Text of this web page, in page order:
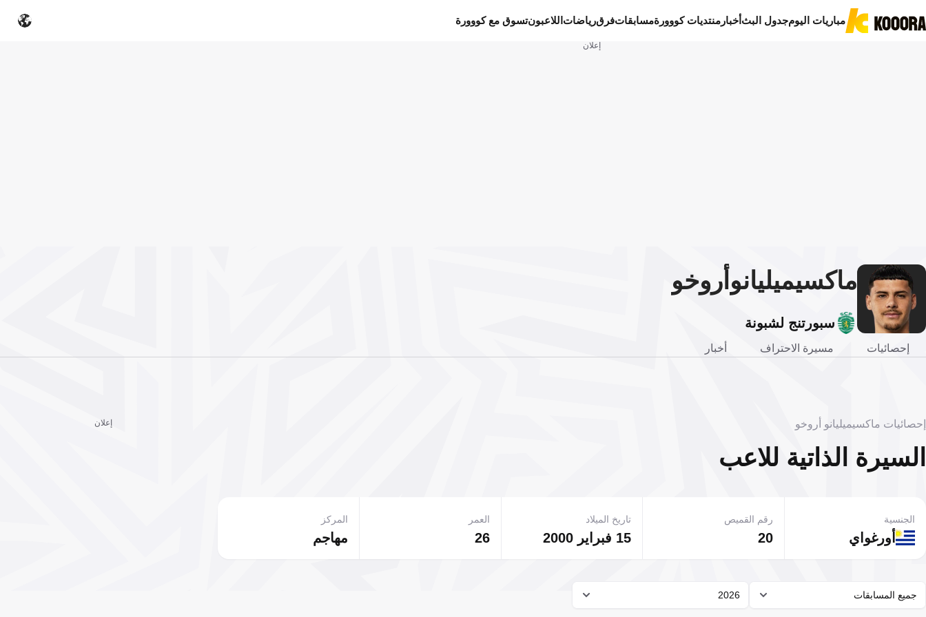
مباريات اليومجدول البثأخبار منتديات كووورةمسابقاتفرقرياضات اللاعبونتسوق مع كووورة
إعلان
ماكسيميليانو أروخو
سبورتنج لشبونة
إحصائيات مسيرة الاحتراف أخبار
إحصائيات ماكسيميليانو أروخو
السيرة الذاتية للاعب
أورغواي
الجنسية
20
رقم القميص
15 فبراير 2000
تاريخ الميلاد
26
العمر
مهاجم
المركز
جميع المسابقات 2026
إعلان